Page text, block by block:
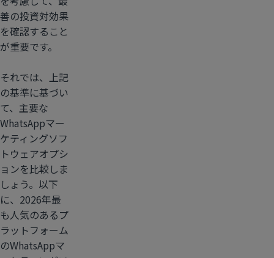
善の投資対効果
を確認すること
が重要です。
それでは、上記
の基準に基づい
て、主要な
WhatsAppマー
ケティングソフ
トウェアオプシ
ョンを比較しま
しょう。以下
に、2026年最
も人気のあるプ
ラットフォーム
のWhatsAppマ